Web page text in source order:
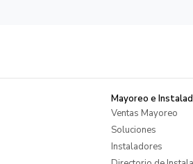
Mayoreo e
Ventas Mayoreo
Soluciones
Instaladores